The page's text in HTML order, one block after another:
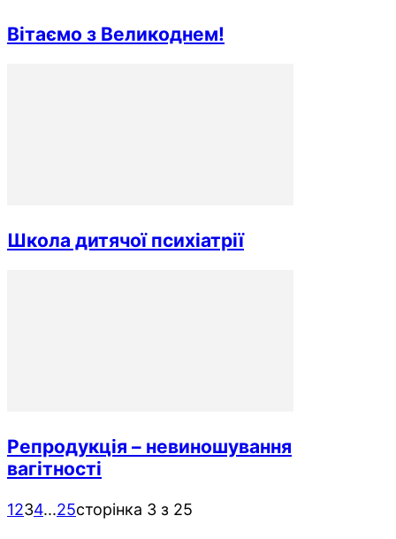
Вітаємо з Великоднем!
Школа дитячої психіатрії
Репродукція – невиношування
вагітності
1234...25сторінка 3 з 25